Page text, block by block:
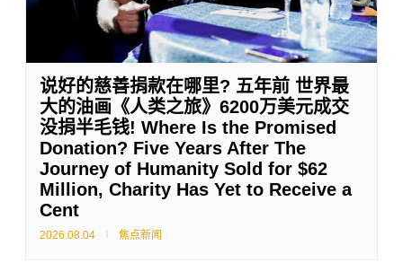
说好的慈善捐款在哪里? 五年前 世界最
大的油画《人类之旅》6200万美元成交
没捐半毛钱! Where Is the Promised
Donation? Five Years After The
Journey of Humanity Sold for $62
Million, Charity Has Yet to Receive a
Cent
2026.08.04 焦点新闻